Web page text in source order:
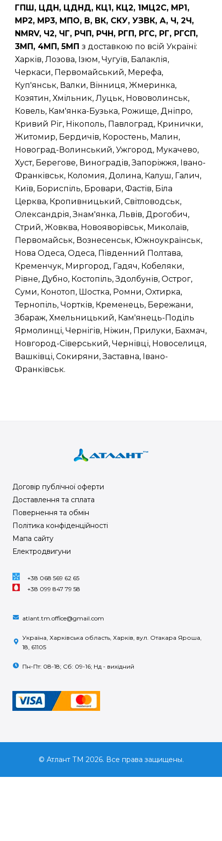
ГПШ, ЦДН, ЦДНД, КЦ1, КЦ2, 1МЦ2С, МР1,
МР2, МР3, МПО, В, ВК, СКУ, УЗВК, А, Ч, 2Ч,
NMRV, Ч2, ЧГ, РЧП, РЧН, РГП, РГС, РГ, РГСП,
3МП, 4МП, 5МП з доставкою по всій Україні:
Харків, Лозова, Ізюм, Чугуїв, Балаклія,
Черкаси, Первомайський, Мерефа,
Куп'янськ, Валки, Вінниця, Жмеринка,
Козятин, Хмільник, Луцьк, Нововолинськ,
Ковель, Кам'янка-Бузька, Рожище, Дніпро,
Кривий Ріг, Нікополь, Павлоград, Кринички,
Житомир, Бердичів, Коростень, Малин,
Новоград-Волинський, Ужгород, Мукачево,
Хуст, Берегове, Виноградів, Запоріжжя, Івано-
Франківськ, Коломия, Долина, Калуш, Галич,
Київ, Бориспіль, Бровари, Фастів, Біла
Церква, Кропивницький, Світловодськ,
Олександрія, Знам'янка, Львів, Дрогобич,
Стрий, Жовква, Новояворівськ, Миколаїв,
Первомайськ, Вознесенськ, Южноукраїнськ,
Нова Одеса, Одеса, Південний Полтава,
Кременчук, Миргород, Гадяч, Кобеляки,
Рівне, Дубно, Костопіль, Здолбунів, Острог,
Суми, Конотоп, Шостка, Ромни, Охтирка,
Тернопіль, Чортків, Кременець, Бережани,
Збараж, Хмельницький, Кам'янець-Поділь
Ярмолинці, Чернігів, Ніжин, Прилуки, Бахмач,
Новгород-Сіверський, Чернівці, Новоселиця,
Вашківці, Сокиряни, Заставна, Івано-
Франківськ.
Договір публічної оферти
Доставлення та сплата
Повернення та обмін
Політика конфіденційності
Мапа сайту
Електродвигуни
+38 068 569 62 65
+38 099 847 79 58
atlant.tm.office@gmail.com
Україна, Харківська область, Харків, вул. Отакара Яроша,
18, 61105
Пн-Пт: 08-18; Сб: 09-16; Нд - вихідний
© Атлант ТМ 2026. Все права защищены.